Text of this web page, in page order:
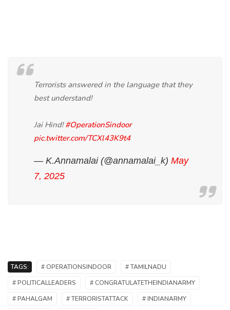
Terrorists answered in the language that they
best understand!
Jai Hind!#OperationSindoor
pic.twitter.com/TCXl43K9t4
— K.Annamalai (@annamalai_k) May
7, 2025
TAGS: # OPERATIONSINDOOR
# TAMILNADU
# POLITICALLEADERS
# CONGRATULATETHEINDIANARMY
# PAHALGAM
# TERRORISTATTACK
# INDIANARMY